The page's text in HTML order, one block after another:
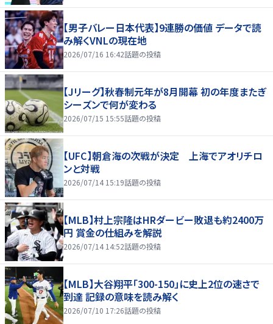
【男子バレー日本代表】9連勝の価値 データで読
み解くVNLの現在地
2026/07/16 16:42話題の投稿
【Jリーグ】秋春制元年が8月開幕 初の年度またぎ
シーズンで何が変わる
2026/07/15 15:55話題の投稿
【UFC】朝倉海の次戦が決定 上海でアオリチロ
ンと対戦
2026/07/14 15:19話題の投稿
【MLB】村上宗隆はHRダービー敗退も約2400万
円 賞金の仕組みを解説
2026/07/14 14:52話題の投稿
【MLB】大谷翔平「300-150」に史上2位の速さで
到達 記録の意味を読み解く
2026/07/10 17:26話題の投稿